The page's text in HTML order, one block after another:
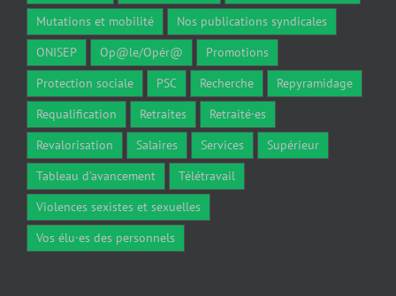
Mutations et mobilité
Nos publications syndicales
ONISEP
Op@le/Opér@
Promotions
Protection sociale
PSC Recherche
Repyramidage
Requalification
Retraites
Retraité·es
Revalorisation
Salaires Services
Supérieur
Tableau d'avancement
Télétravail
Violences sexistes et sexuelles
Vos élu·es des personnels